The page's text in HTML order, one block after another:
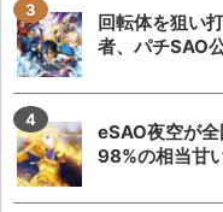
回転体を狙い
者、パチSAO
eSAO夜空が
98%の相当甘